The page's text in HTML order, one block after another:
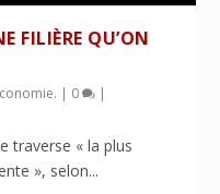
FILIÈRE QU’ON
| 0 |
traverse « la plus
», selon...